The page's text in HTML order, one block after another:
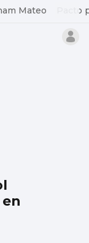
Mateo Pacto